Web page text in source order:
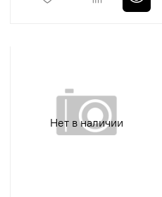
Нет в наличии